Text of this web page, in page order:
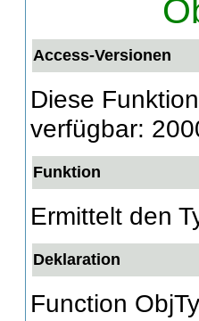
Access-Versionen
Diese
verfügbar:
Funktion
Ermittelt den
Deklaration
Function